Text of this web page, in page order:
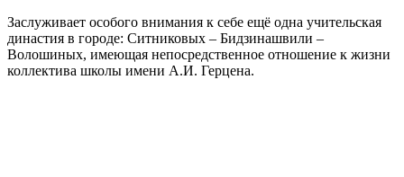
Заслуживает особого внимания к себе ещё одна учительская
династия в городе: Ситниковых – Бидзинашвили –
Волошиных, имеющая непосредственное отношение к жизни
коллектива школы имени А.И. Герцена.